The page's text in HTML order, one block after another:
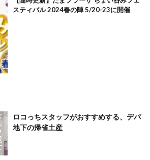
スティバル 2024春の陣 5/20-23に開催
ロコっちスタッフがおすすめする、デパ
地下の帰省土産